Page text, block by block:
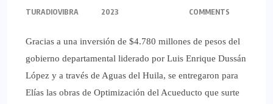
TURADIOVIBRA
2023
COMMENTS
Gracias a una inversión de $4.780 millones de pesos del
gobierno departamental liderado por Luis Enrique Dussán
López y a través de Aguas del Huila, se entregaron para
Elías las obras de Optimización del Acueducto que surte